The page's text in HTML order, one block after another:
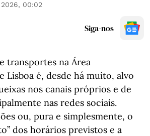
00:02
Siga-nos
transportes na Área
Lisboa é, desde há muito, alvo
nos canais próprios e de
nas redes sociais.
ou, pura e simplesmente, o
dos horários previstos e a